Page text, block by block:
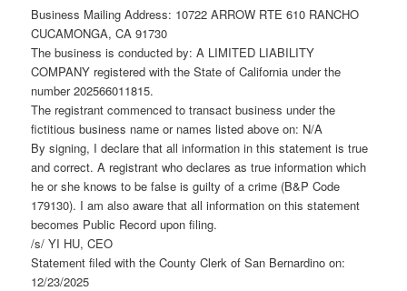
Business Mailing Address: 10722 ARROW RTE 610 RANCHO
CUCAMONGA, CA 91730
The business is conducted by: A LIMITED LIABILITY
COMPANY registered with the State of California under the
number 202566011815.
The registrant commenced to transact business under the
fictitious business name or names listed above on: N/A
By signing, I declare that all information in this statement is true
and correct. A registrant who declares as true information which
he or she knows to be false is guilty of a crime (B&P Code
179130). I am also aware that all information on this statement
becomes Public Record upon filing.
/s/ YI HU, CEO
Statement filed with the County Clerk of San Bernardino on:
12/23/2025